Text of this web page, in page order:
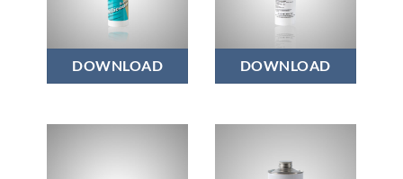
PanelFix
DOWNLOAD
Glazing Sealant
DOWNLOAD